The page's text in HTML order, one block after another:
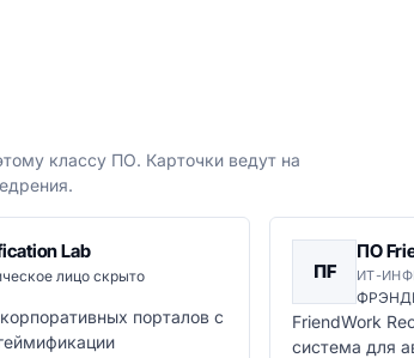
классу ПО. Карточки ведут на
Lab
лицо скрыто
порталов с
ПF
ПО
ИТ-
FriendWork
система для